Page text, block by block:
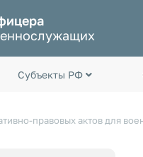
Субъекты РФ
правовых актов для